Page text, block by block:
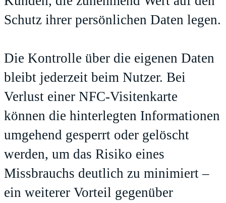
Schutz ihrer persönlichen Daten legen.
Die Kontrolle über die eigenen Daten
bleibt jederzeit beim Nutzer. Bei
Verlust einer NFC-Visitenkarte
können die hinterlegten Informationen
umgehend gesperrt oder gelöscht
werden, um das Risiko eines
Missbrauchs deutlich zu minimiert –
ein weiterer Vorteil gegenüber